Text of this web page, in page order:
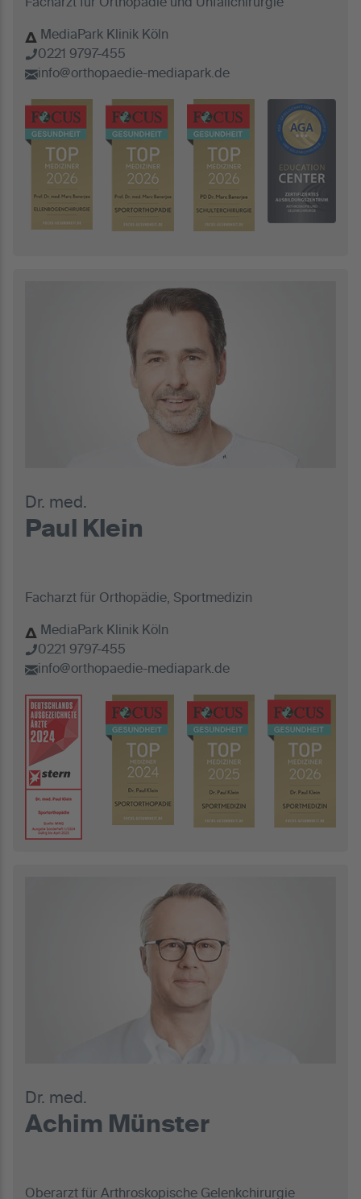
Facharzt für Orthopädie und Unfallchirurgie
MediaPark Klinik Köln
0221 9797-455
info@orthopaedie-mediapark.de
Dr. med.
Paul Klein
Facharzt für Orthopädie, Sportmedizin
MediaPark Klinik Köln
0221 9797-455
info@orthopaedie-mediapark.de
Dr. med.
Achim Münster
Oberarzt für Arthroskopische Gelenkchirurgie